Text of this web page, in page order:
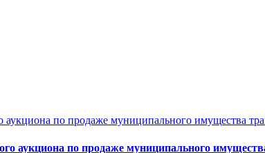
по продаже муниципального имущества
по продаже муниципального имущества